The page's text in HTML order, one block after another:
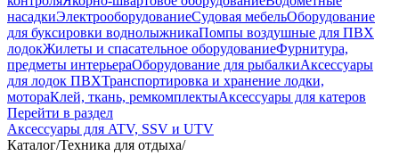
насадкиЭлектрооборудованиеСудовая мебельОборудование
для буксировки воднолыжникаПомпы воздушные для ПВХ
лодокЖилеты и спасательное оборудованиеФурнитура,
предметы интерьераОборудование для рыбалкиАксессуары
для лодок ПВХТранспортировка и хранение лодки,
мотораКлей, ткань, ремкомплектыАксессуары для катеров
Перейти в раздел
Аксессуары для ATV, SSV и UTV
Каталог/Техника для отдыха/